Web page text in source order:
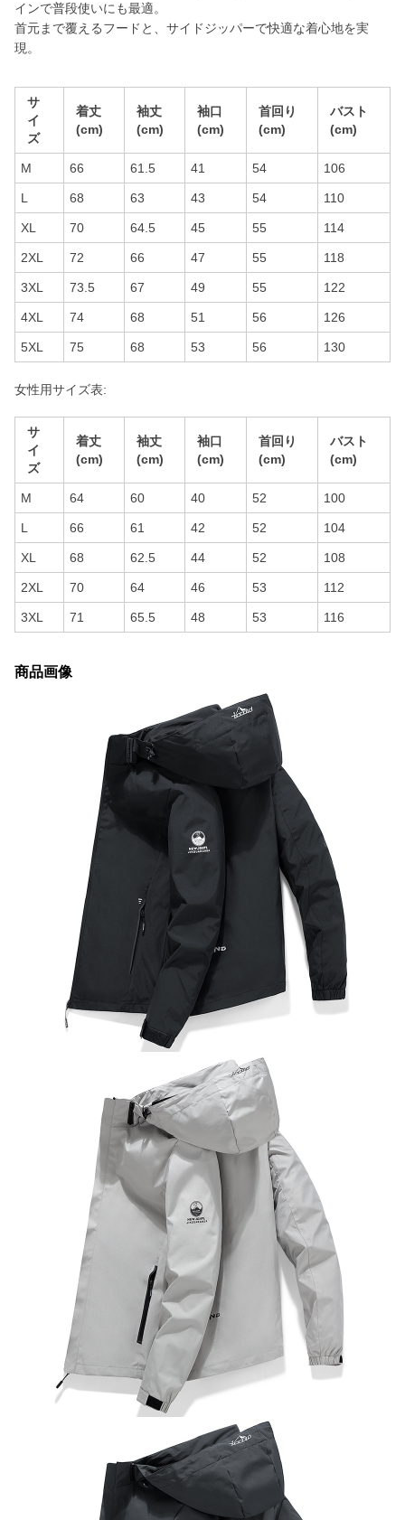
インで普段使いにも最適。
首元まで覆えるフードと、サイドジッパーで快適な着心地を実
現。
サ
イ
ズ
着丈
(cm)
袖丈
(cm)
袖口
(cm)
首回り
(cm)
バスト
(cm)
M 66 61.5 41 54 106
L 68 63 43 54 110
XL 70 64.5 45 55 114
2XL 72 66 47 55 118
3XL 73.5 67 49 55 122
4XL 74 68 51 56 126
5XL 75 68 53 56 130
女性用サイズ表:
サ
イ
ズ
着丈
(cm)
袖丈
(cm)
袖口
(cm)
首回り
(cm)
バスト
(cm)
M 64 60 40 52 100
L 66 61 42 52 104
XL 68 62.5 44 52 108
2XL 70 64 46 53 112
3XL 71 65.5 48 53 116
商品画像